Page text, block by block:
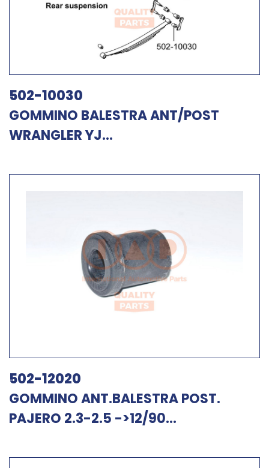
502-10030
GOMMINO BALESTRA ANT/POST
WRANGLER YJ...
502-12020
GOMMINO ANT.BALESTRA POST.
PAJERO 2.3-2.5 ->12/90...